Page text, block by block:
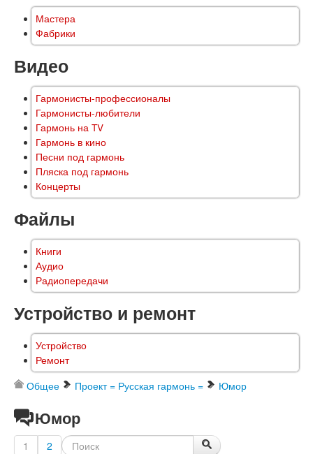
Мастера
Фабрики
Видео
Гармонисты-профессионалы
Гармонисты-любители
Гармонь на TV
Гармонь в кино
Песни под гармонь
Пляска под гармонь
Концерты
Файлы
Книги
Аудио
Радиопередачи
Устройство и ремонт
Устройство
Ремонт
Общее Проект = Русская гармонь = Юмор
Юмор
1 2